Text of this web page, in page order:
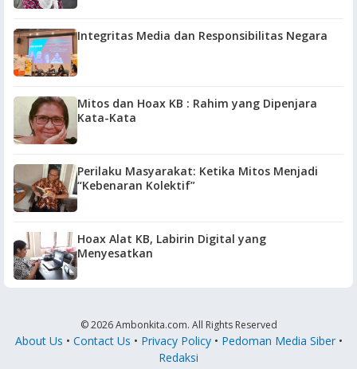
Integritas Media dan Responsibilitas Negara
Mitos dan Hoax KB : Rahim yang Dipenjara
Kata-Kata
Perilaku Masyarakat: Ketika Mitos Menjadi
“Kebenaran Kolektif”
Hoax Alat KB, Labirin Digital yang
Menyesatkan
© 2026 Ambonkita.com. All Rights Reserved
About Us • Contact Us • Privacy Policy• Pedoman Media Siber•
Redaksi